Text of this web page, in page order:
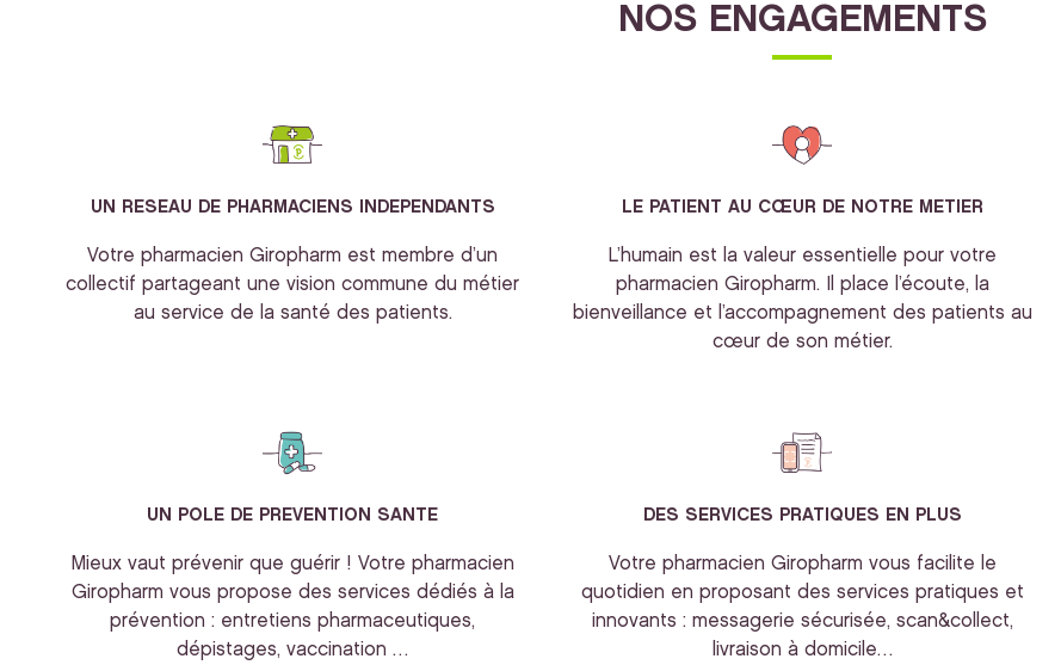
NOS ENGAGEMENTS
UN RESEAU DE PHARMACIENS INDEPENDANTS
Votre pharmacien Giropharm est membre d’un
collectif partageant une vision commune du métier
au service de la santé des patients.
LE PATIENT AU CŒUR DE NOTRE METIER
L’humain est la valeur essentielle pour votre
pharmacien Giropharm. Il place l’écoute, la
bienveillance et l’accompagnement des patients au
cœur de son métier.
UN POLE DE PREVENTION SANTE
Mieux vaut prévenir que guérir ! Votre pharmacien
Giropharm vous propose des services dédiés à la
prévention : entretiens pharmaceutiques,
dépistages, vaccination …
DES SERVICES PRATIQUES EN PLUS
Votre pharmacien Giropharm vous facilite le
quotidien en proposant des services pratiques et
innovants : messagerie sécurisée, scan&collect,
livraison à domicile…